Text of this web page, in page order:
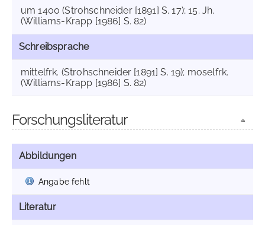
um 1400 (Strohschneider [1891] S. 17); 15. Jh.
(Williams-Krapp [1986] S. 82)
Schreibsprache
mittelfrk. (Strohschneider [1891] S. 19); moselfrk.
(Williams-Krapp [1986] S. 82)
Forschungsliteratur
Abbildungen
Angabe fehlt
Literatur